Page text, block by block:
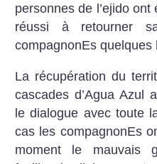
personnes de l’ejido
réussi à retourner
compagnonEs quelques
La récupération du
cascades d’Agua Azul
le dialogue avec toute
cas les compagnonEs
moment le mauvais